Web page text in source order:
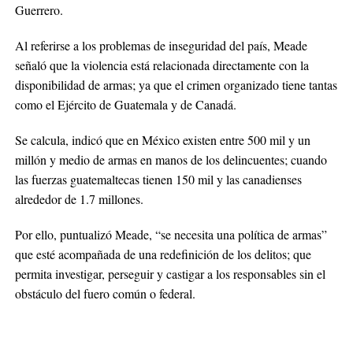
Guerrero.
Al referirse a los problemas de inseguridad del país, Meade
señaló que la violencia está relacionada directamente con la
disponibilidad de armas; ya que el crimen organizado tiene tantas
como el Ejército de Guatemala y de Canadá.
Se calcula, indicó que en México existen entre 500 mil y un
millón y medio de armas en manos de los delincuentes; cuando
las fuerzas guatemaltecas tienen 150 mil y las canadienses
alrededor de 1.7 millones.
Por ello, puntualizó Meade, “se necesita una política de armas”
que esté acompañada de una redefinición de los delitos; que
permita investigar, perseguir y castigar a los responsables sin el
obstáculo del fuero común o federal.